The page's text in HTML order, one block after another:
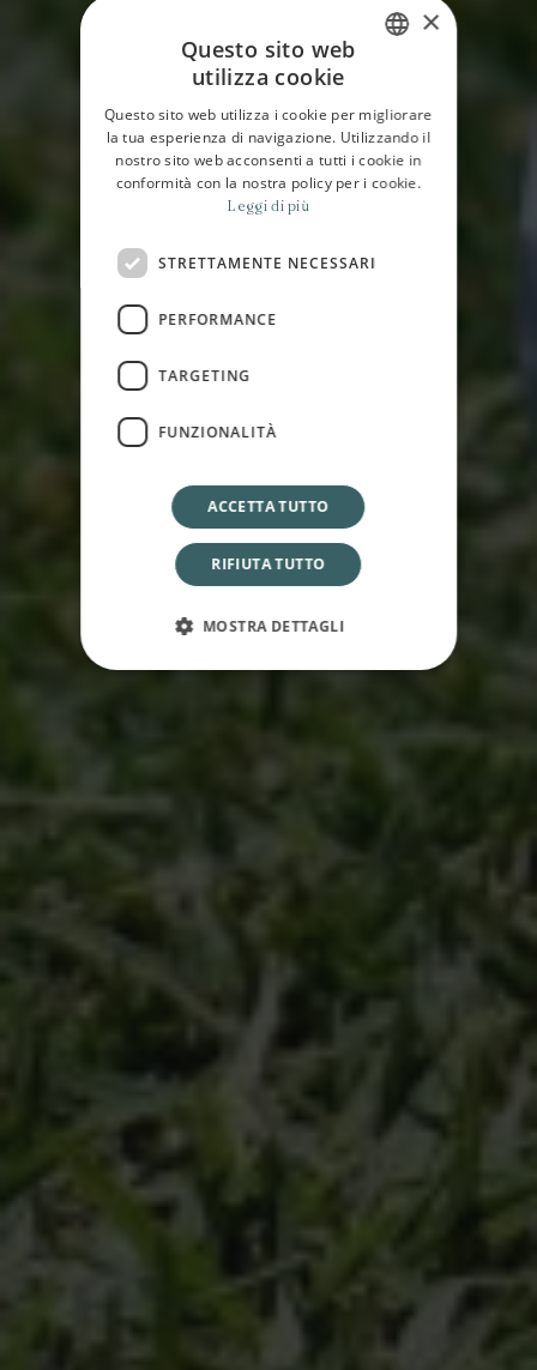
ENGLISH
×
Questo sito web
utilizza cookie
Questo sito web utilizza i cookie per migliorare
la tua esperienza di navigazione. Utilizzando il
nostro sito web acconsenti a tutti i cookie in
conformità con la nostra policy per i cookie.
Leggi di più
STRETTAMENTE NECESSARI
PERFORMANCE
TARGETING
FUNZIONALITÀ
ACCETTA TUTTO
RIFIUTA TUTTO
MOSTRA DETTAGLI